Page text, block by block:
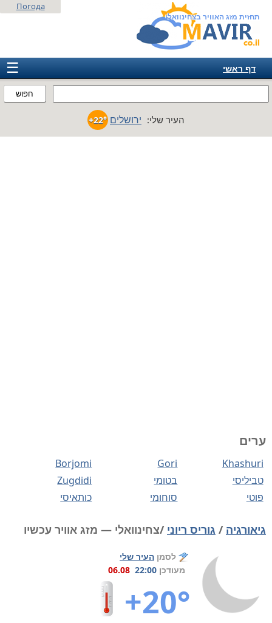
תחזית מזג האוויר בצחינוואלי
חפוש
Погода
☰
דף ראשי
אמריקה
העיר שלי: ירושלים +22°
ערים
Borjomi Gori
Khashuri
Zugdidi
בטומי
טביליסי
כותאיסי
סוחומי פוטי
גיאורגיה / גוריס ריוני /צחינוואלי — מזג אוויר עכשיו
לסמן העיר שלי
מעודכן 22:00
06.08
+20°